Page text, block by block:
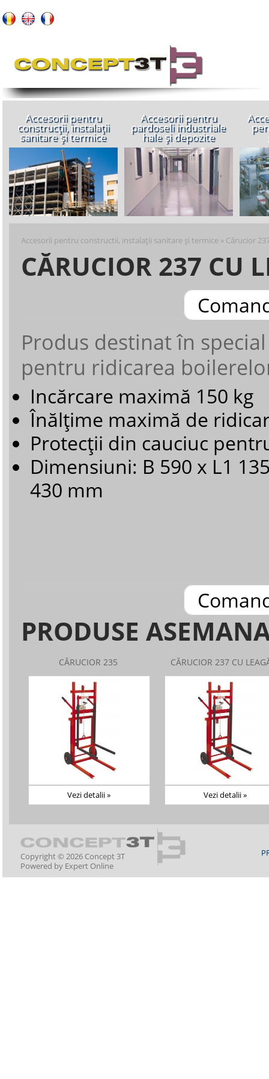
Accesorii pentru
construcții, instalații
sanitare și termice
Accesorii pentru
pardoseli industriale
hale și depozite
Accesorii pentru constructii, instalaţii sanitare şi termice » Cărucior
CĂRUCIOR 237 CU
Produs destinat în
pentru ridicarea
Incărcare maximă 150 kg
Înălţime maximă de
Protecţii din cauciuc
Dimensiuni: B 590 x L1
430 mm
PRODUSE
CĂRUCIOR 235
Vezi detalii »
CĂRUCIOR 237 CU
Vezi detalii »
Copyright © 2026 Concept 3T
Powered by Expert Online